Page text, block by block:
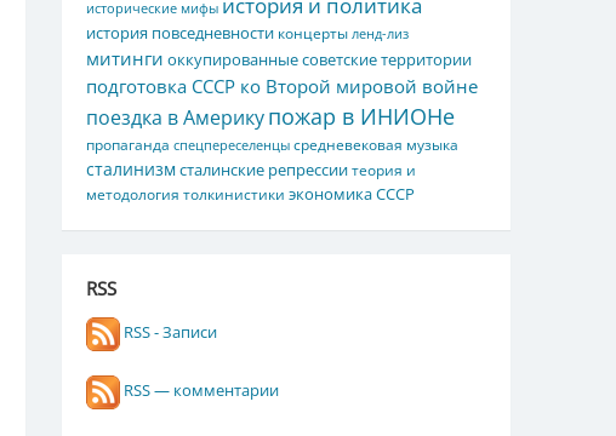
исторические мифы
история повседневности концерты ленд-лиз
митинги оккупированные советские территории
подготовка СССР ко Второй мировой войне
поездка в Америкупожар в ИНИОНе
пропаганда спецпереселенцы средневековая музыка
сталинизмсталинские репрессиитеория и
методология толкинистики экономика СССР
RSS
RSS - Записи
RSS — комментарии